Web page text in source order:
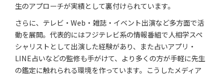
生のアプローチが実績として裏付けられています。
さらに、テレビ・Web・雑誌・イベント出演など多方面で活
動を展開。代表的にはフジテレビ系の情報番組で人相学スペ
シャリストとして出演した経験があり、また占いアプリ・
LINE占いなどの監修も手がけて、より多くの方が手軽に先生
の鑑定に触れられる環境を作っています。こうしたメディア